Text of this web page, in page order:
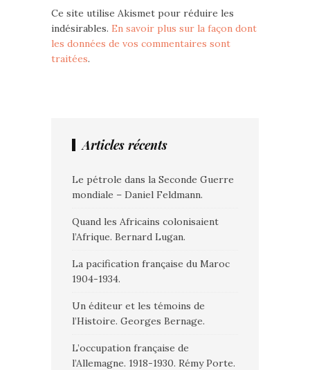
Ce site utilise Akismet pour réduire les
indésirables. En savoir plus sur la façon dont
les données de vos commentaires sont
traitées.
Articles récents
Le pétrole dans la Seconde Guerre
mondiale – Daniel Feldmann.
Quand les Africains colonisaient
l’Afrique. Bernard Lugan.
La pacification française du Maroc
1904-1934.
Un éditeur et les témoins de
l’Histoire. Georges Bernage.
L’occupation française de
l’Allemagne. 1918-1930. Rémy Porte.